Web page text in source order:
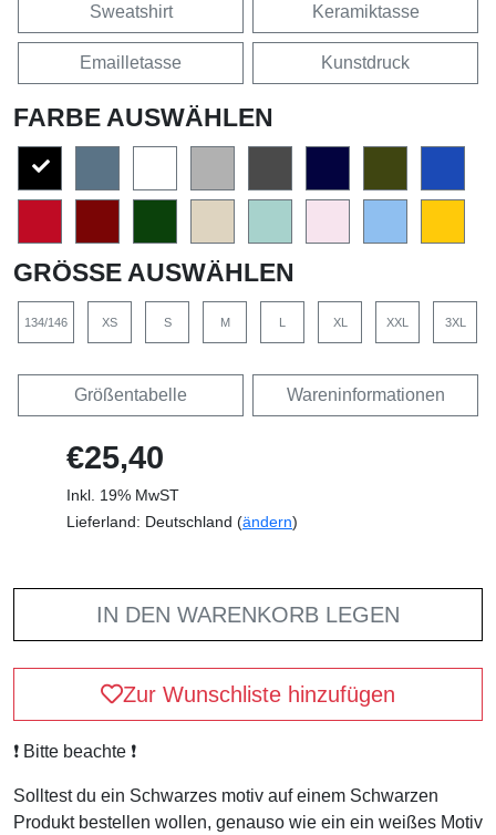
Sweatshirt Keramiktasse
Emailletasse Kunstdruck
FARBE AUSWÄHLEN
GRÖSSE AUSWÄHLEN
134/146 XS S M L XL XXL 3XL
Größentabelle Wareninformationen
€25,40
Inkl. 19% MwST
Lieferland: Deutschland (ändern)
IN DEN WARENKORB LEGEN
Zur Wunschliste hinzufügen
❗️ Bitte beachte ❗️
Solltest du ein Schwarzes motiv auf einem Schwarzen
Produkt bestellen wollen, genauso wie ein ein weißes Motiv